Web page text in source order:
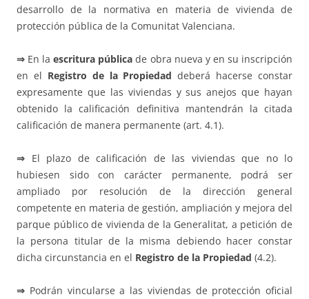
desarrollo de la normativa en materia de vivienda de
protección pública de la Comunitat Valenciana.
⇒ En laescritura pública de obra nueva y en su inscripción
en el Registro de la Propiedad deberá hacerse constar
expresamente que las viviendas y sus anejos que hayan
obtenido la calificación definitiva mantendrán la citada
calificación de manera permanente (art. 4.1).
⇒ El plazo de calificación de las viviendas que no lo
hubiesen sido con carácter permanente, podrá ser
ampliado por resolución de la dirección general
competente en materia de gestión, ampliación y mejora del
parque público de vivienda de la Generalitat, a petición de
la persona titular de la misma debiendo hacer constar
dicha circunstancia en el Registro de la Propiedad (4.2).
⇒ Podrán vincularse a las viviendas de protección oficial